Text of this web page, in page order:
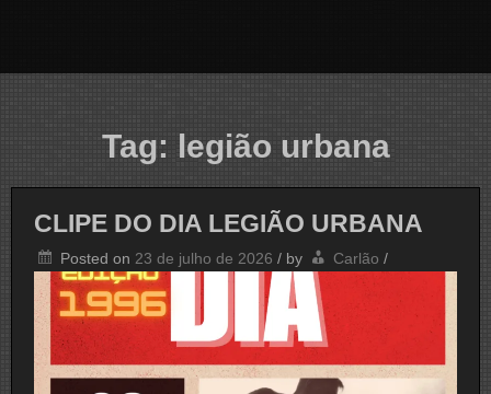
Tag: legião urbana
CLIPE DO DIA LEGIÃO URBANA
Posted on 23 de julho de 2026 / by Carlão /